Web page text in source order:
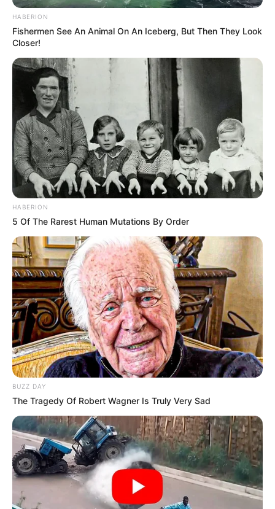
HABERION
Fishermen See An Animal On An Iceberg, But Then They Look
Closer!
HABERION
5 Of The Rarest Human Mutations By Order
BUZZ DAY
The Tragedy Of Robert Wagner Is Truly Very Sad